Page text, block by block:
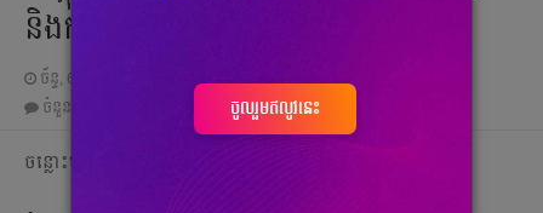
និងកម្មវិធីឌីជីថល
ច័ន្ទ, 6 ធ្នូ 2021 04:12
ចំនួនមតិ
ចន្លោះមិនឃើញ
ចូលរួមឥលូវនេះ